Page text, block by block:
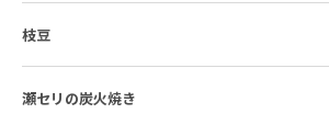
枝豆
瀬セリの炭火焼き